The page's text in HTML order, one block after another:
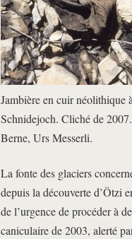
Jambière en cuir néolithique
Schnidejoch. Cliché de
Berne, Urs Messerli.
La fonte des glaciers
depuis la découverte d’Ötzi
de l’urgence de procéder à
caniculaire de 2003, alerté